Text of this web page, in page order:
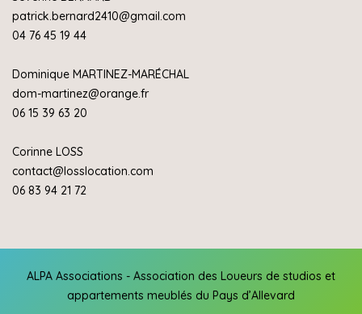
patrick.bernard2410@gmail.com
04 76 45 19 44
Dominique MARTINEZ-MARÉCHAL
dom-martinez@orange.fr
06 15 39 63 20
Corinne LOSS
contact@losslocation.com
06 83 94 21 72
ALPA Associations - Association des Loueurs de studios et
appartements meublés du Pays d’Allevard